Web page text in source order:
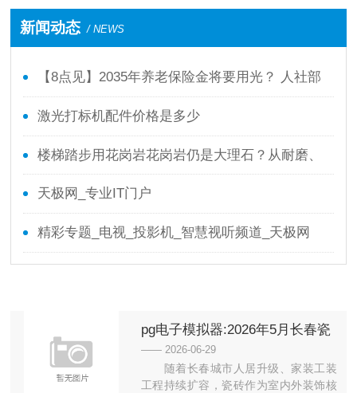
新闻动态 / NEWS
【8点见】2035年养老保险金将要用光？ 人社部
回应了！
激光打标机配件价格是多少
楼梯踏步用花岗岩花岗岩仍是大理石？从耐磨、
防滑、本钱全面剖析
天极网_专业IT门户
精彩专题_电视_投影机_智慧视听频道_天极网
pg电子模拟器:2026年5月长春瓷
砖品牌推荐指南：超白坯瓷砖岩
板质感砖木纹砖金丝绒公司优
选！
—— 2026-06-29
随着长春城市人居升级、家装工装
工程持续扩容，瓷砖作为室内外装饰核